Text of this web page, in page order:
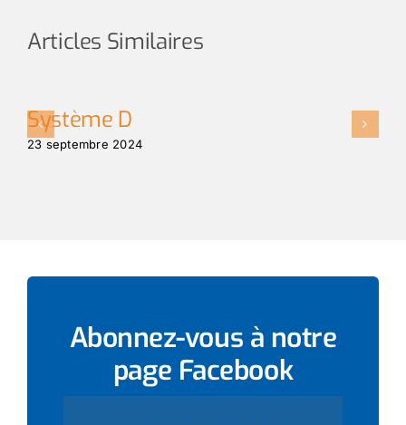
Articles Similaires
Système D
23 septembre 2024
Abonnez-vous à notre
page Facebook